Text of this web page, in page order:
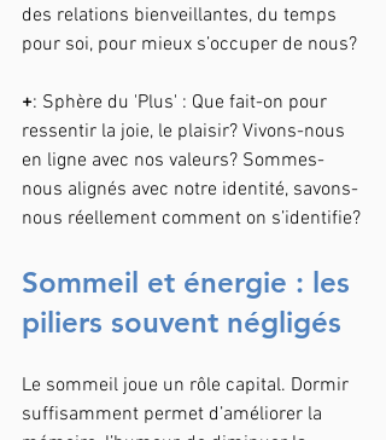
des relations bienveillantes, du temps
pour soi, pour mieux s’occuper de nous?
+: Sphère du 'Plus' : Que fait-on pour
ressentir la joie, le plaisir? Vivons-nous
en ligne avec nos valeurs? Sommes-
nous alignés avec notre identité, savons-
nous réellement comment on s’identifie?
Sommeil et énergie : les
piliers souvent négligés
Le sommeil joue un rôle capital. Dormir
suffisamment permet d’améliorer la